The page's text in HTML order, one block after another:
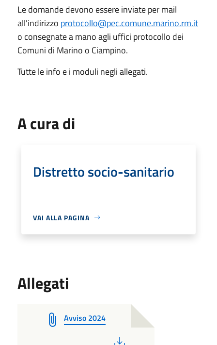
Le domande devono essere inviate per mail
all'indirizzo protocollo@pec.comune.marino.rm.it
o consegnate a mano agli uffici protocollo dei
Comuni di Marino o Ciampino.
Tutte le info e i moduli negli allegati.
A cura di
Distretto socio-sanitario
VAI ALLA PAGINA
Allegati
Avviso 2024